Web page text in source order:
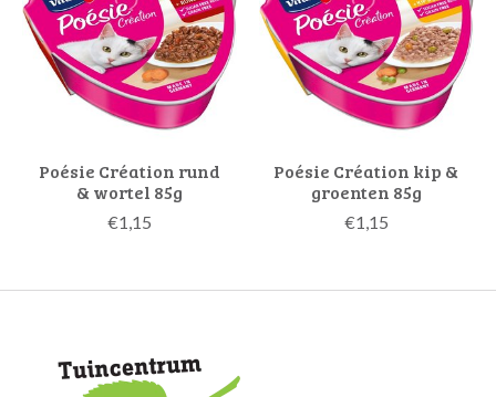
Poésie Création rund
& wortel 85g
€1,15
Poésie Création kip &
groenten 85g
€1,15